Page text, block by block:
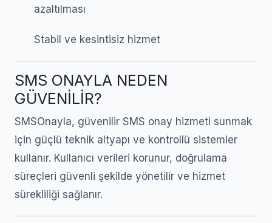
azaltılması
Stabil ve kesintisiz hizmet
SMS ONAYLA NEDEN
GÜVENİLİR?
SMSOnayla, güvenilir SMS onay hizmeti sunmak
için güçlü teknik altyapı ve kontrollü sistemler
kullanır. Kullanıcı verileri korunur, doğrulama
süreçleri güvenli şekilde yönetilir ve hizmet
sürekliliği sağlanır.